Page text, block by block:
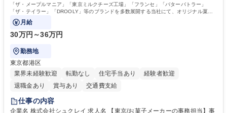
「ザ・メープルマニア」「東京ミルクチーズ工場」「フランセ」「バターバトラー」
「ザ・テイラー」「DROOLY」等のブランドを多数展開する当社にて、オリジナル菓子
ブランド商品の事務業務をお任せいたします。
月給
30万円～36万円
勤務地
東京都港区
業界未経験歓迎
転勤なし 住宅手当あり
経験者歓迎
退職金あり
賞与あり 交通費支給
仕事の内容
企業名 株式会社シュクレイ 求人名 【東京/お菓子メーカーの事務担当】事